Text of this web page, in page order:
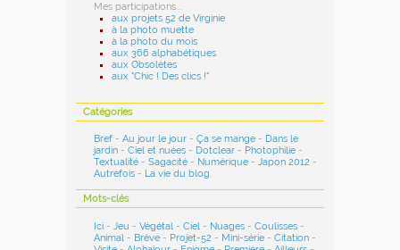
Mes participations...
aux projets 52 de Virginie
à la photo muette
à la photo du mois
aux 366 alphabétiques
aux Obsolètes
aux "Chic ! Des clics !"
Catégories
Bref -Au jour le jour -Ça se mange - Dans le
jardin -Ciel et nuées - Dotclear - Photophilie -
Textualité -Sagacité - Numérique -Japon 2012 -
Autrefois - La vie du blog.
Mots-clés
Ici -Jeu -Végétal -Ciel - Nuages -Coulisses -
Animal - Brève - Projet-52 - Mini-série -Citation -